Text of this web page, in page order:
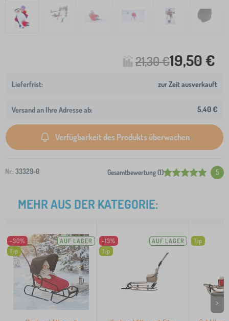
21,30 €19,50 €
zur Zeit ausverkauft
Versand an Ihre Adresse ab: 5,40 €
Verfügbarkeit des Produkts überwachen
Nr.: 33329-0 Gesamtbewertung (1) 5
MEHR AUS DER KATEGORIE:
-30%
Tip
AUF LAGER
-13%
Tip
AUF LAGER Tip
>